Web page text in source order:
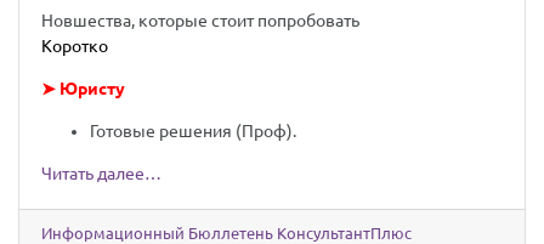
Новшества, которые стоит попробовать
Коротко
➤ Юристу
Готовые решения (Проф).
Читать далее…
Информационный Бюллетень КонсультантПлюс